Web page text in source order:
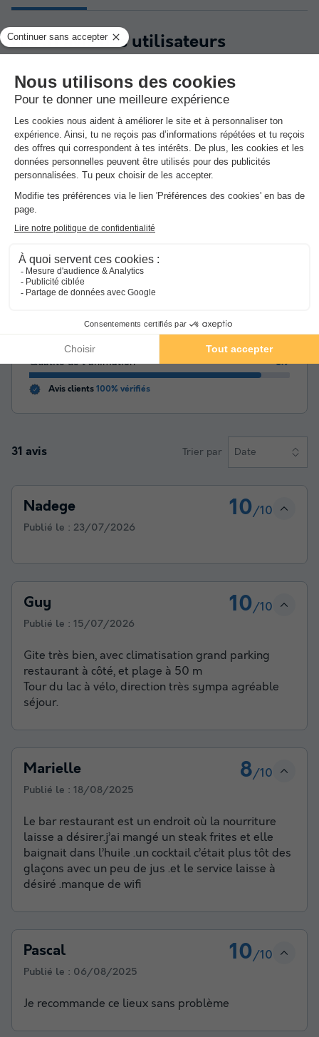
Les 31 avis des utilisateurs
Note globale
Basée sur 31 avis
8.5 /10
Les commentaires sont rédigés par nos clients après
leur séjour à l'établissement : Village vacances Yaloer
Résumé des avis
Situation et alentours
Services et équipes
Propreté de l'hébergement
Confort de l'hébergement
Qualité de l'animation 8.9
Avis clients 100% vérifiés
31 avis Trier par Date
Nadege 10/10
Publié le : 23/07/2026
Guy 10/10
Publié le : 15/07/2026
Gite très bien, avec climatisation grand parking
restaurant à côté, et plage à 50 m
Tour du lac à vélo, direction très sympa agréable
séjour.
Marielle 8/10
Publié le : 18/08/2025
Le bar restaurant est un endroit où la nourriture
laisse a désirer.j’ai mangé un steak frites et elle
baignait dans l’huile .un cocktail c’était plus tôt des
glaçons avec un peu de jus .et le service laisse à
désiré .manque de wifi
Pascal 10/10
Publié le : 06/08/2025
Je recommande ce lieux sans problème